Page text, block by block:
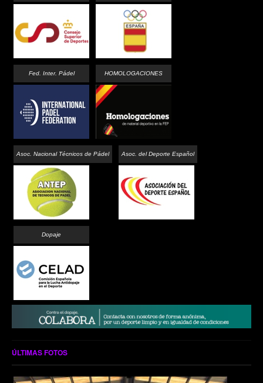
Fed. Inter. Pádel HOMOLOGACIONES
Asoc. Nacional Técnicos de Pádel Asoc. del Deporte Español
Dopaje
ÚLTIMAS FOTOS